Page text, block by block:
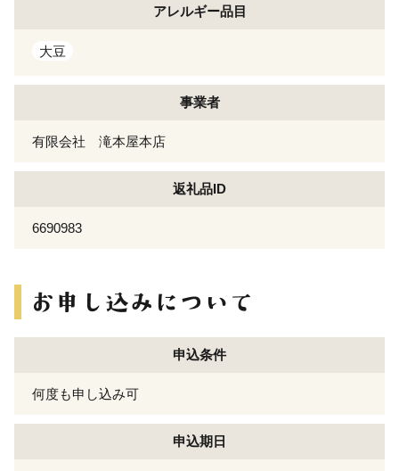
アレルギー品目
大豆
事業者
有限会社 滝本屋本店
返礼品ID
6690983
申込条件
何度も申し込み可
申込期日